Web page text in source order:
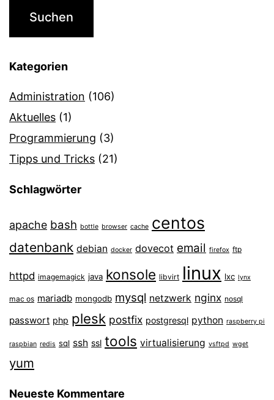
Kategorien
Administration (106)
Aktuelles (1)
Programmierung (3)
Tipps und Tricks (21)
Schlagwörter
apache bash bottle browser cache centos
datenbank debian docker dovecot email firefox ftp
httpd imagemagick java konsole libvirt linux lxc lynx
mac os mariadb mongodb mysql netzwerk nginx nosql
passwort php plesk postfix postgresql python raspberry pi
raspbian redis sql ssh ssl tools virtualisierung vsftpd wget
yum
Neueste Kommentare